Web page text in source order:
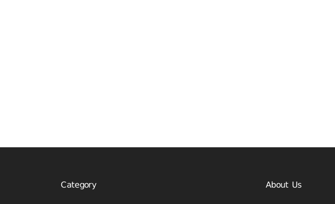
Category About Us